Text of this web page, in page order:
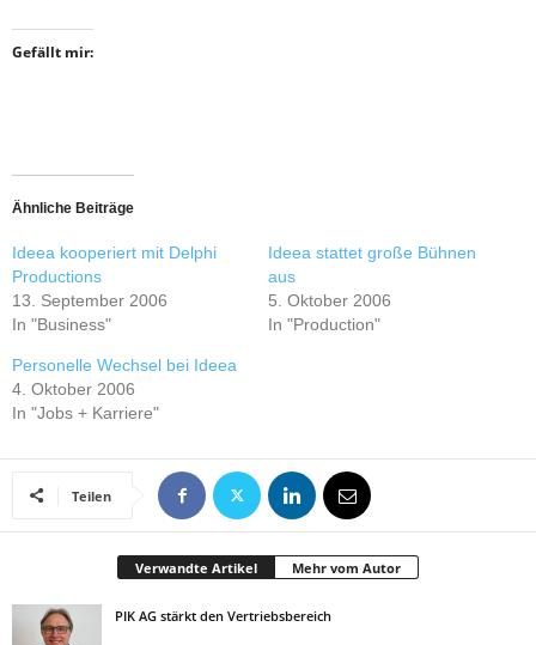
Gefällt mir:
Ähnliche Beiträge
Ideea kooperiert mit Delphi
Productions
13. September 2006
In "Business"
Ideea stattet große Bühnen
aus
5. Oktober 2006
In "Production"
Personelle Wechsel bei Ideea
4. Oktober 2006
In "Jobs + Karriere"
Teilen
Verwandte Artikel Mehr vom Autor
PIK AG stärkt den Vertriebsbereich